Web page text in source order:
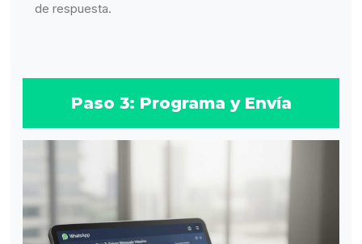
de respuesta.
Paso 3: Programa y Envía